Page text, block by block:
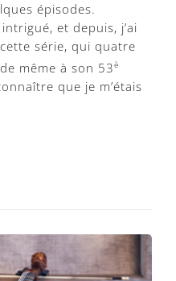
épisodes.
et depuis, j’ai
série, qui quatre
même à son 53è
que je m’étais